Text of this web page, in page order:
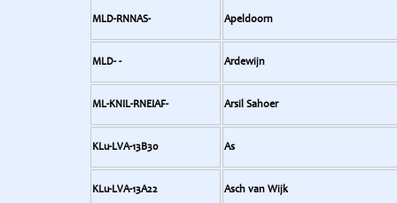
MLD-RNNAS- Apeldoorn
MLD- - Ardewijn
ML-KNIL-RNEIAF- Arsil Sahoer
KLu-LVA-13B30 As
KLu-LVA-13A22 Asch van Wijk